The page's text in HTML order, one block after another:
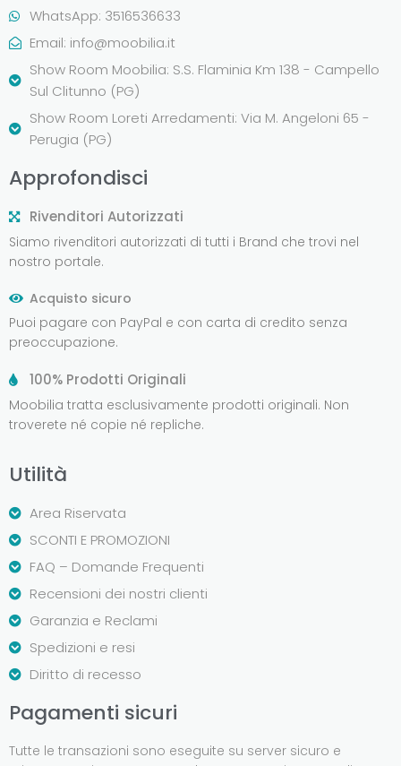
WhatsApp: 3516536633
Email: info@moobilia.it
Show Room Moobilia: S.S. Flaminia Km 138 - Campello
Sul Clitunno (PG)
Show Room Loreti Arredamenti: Via M. Angeloni 65 -
Perugia (PG)
Approfondisci
Rivenditori Autorizzati
Siamo rivenditori autorizzati di tutti i Brand che trovi nel
nostro portale.
Acquisto sicuro
Puoi pagare con PayPal e con carta di credito senza
preoccupazione.
100% Prodotti Originali
Moobilia tratta esclusivamente prodotti originali. Non
troverete né copie né repliche.
Utilità
Area Riservata
SCONTI E PROMOZIONI
FAQ – Domande Frequenti
Recensioni dei nostri clienti
Garanzia e Reclami
Spedizioni e resi
Diritto di recesso
Pagamenti sicuri
Tutte le transazioni sono eseguite su server sicuro e